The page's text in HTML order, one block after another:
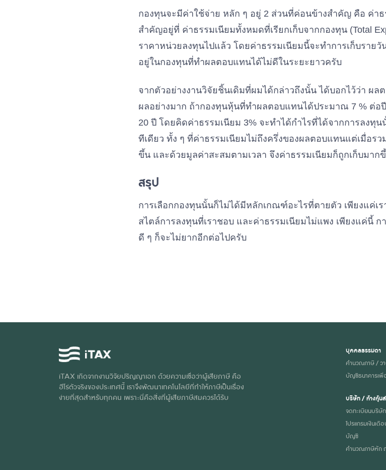
กองทุนจะมีค่าใช้จ่าย หลัก ๆ อยู่ 2 ส่วนที่ค่อนข้างสำคัญ คือ ค่า
สำคัญอยู่ที่ ค่าธรรมเนียมทั้งหมดที่เรียกเก็บจากกองทุน (Total
ราคาหน่วยลงทุนไปแล้ว โดยค่าธรรมเนียมนี้จะทำการเก็บรายวั
อยู่ในกองทุนที่ทำผลตอบแทนได้ไม่ดีในระยะยาวครับ
จากตัวอย่างงานวิจัยชิ้นเดิมที่ผมได้กล่าวถึงนั้น ได้บอกไว้ว่า ผ
ผลอย่างมาก ถ้ากองทุนหุ้นที่ทำผลตอบแทนได้ประมาณ 7 % ต่อปี
20 ปี โดยคิดค่าธรรมเนียม 3% จะทำได้กำไรที่ได้จากการลงทุน
ทีเดียว ทั้ง ๆ ที่ค่าธรรมเนียมไม่ถึงครึ่งของผลตอบแทนแต่เมื่อร
ขึ้น และด้วยมูลค่าสะสมตามเวลา จึงค่าธรรมเนียมก็ถูกเก็บมาก
สรุป
การเลือกกองทุนนั้นก็ไม่ได้มีหลักเกณฑ์อะไรที่ตายตัว เพียงแค่เ
สไตล์การลงทุนที่เราชอบ และค่าธรรมเนียมไม่แพง เพียงแค่นี้
ดี ๆ ก็จะไม่ยากอีกต่อไปครับ
iTAX เกิดจากงานวิจัยปริญญาเอก ด้วยความเชื่อว่าผู้เสียภาษี คือ
ฮีโร่ตัวจริงของประเทศนี้ เราจึงพัฒนาเทคโนโลยีที่ทำให้ภาษีเป็นเรื่อง
ง่ายที่สุดสำหรับทุกคน เพราะนี่คือสิ่งที่ผู้เสียภาษีสมควรได้รับ
บุคคลธรรมดา
คำนวณภาษี / ว
บัญชีธนาคารเ
บริษัท / ห้างหุ้น
จดทะเบียนบริษัท
โปรแกรมเงินเดื
บัญชี
คำนวณภาษีหัก